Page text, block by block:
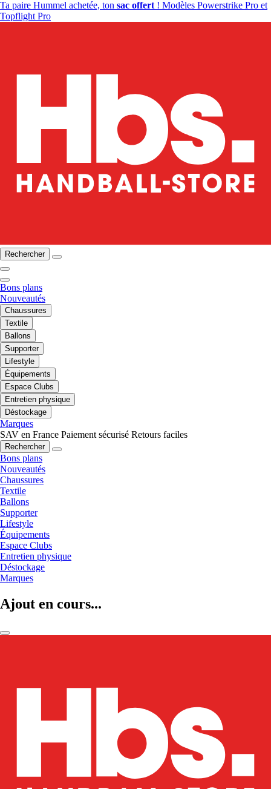
Ta paire Hummel achetée, ton sac offert ! Modèles Powerstrike Pro et
Topflight Pro
Rechercher
Bons plans
Nouveautés
Chaussures
Textile
Ballons
Supporter
Lifestyle
Équipements
Espace Clubs
Entretien physique
Déstockage
Marques
SAV en France Paiement sécurisé Retours faciles
Rechercher
Bons plans
Nouveautés
Chaussures
Textile
Ballons
Supporter
Lifestyle
Équipements
Espace Clubs
Entretien physique
Déstockage
Marques
Ajout en cours...